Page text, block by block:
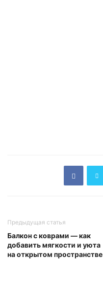
Предыдущая статья
Балкон с коврами — как
добавить мягкости и уюта
на открытом пространстве